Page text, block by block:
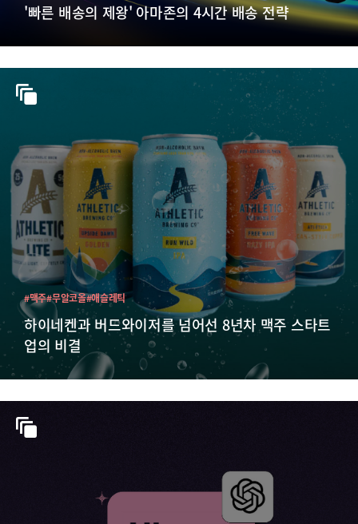
'빠른 배송의 제왕' 아마존의 4시간 배송 전략
하이네켄과 버드와이저를 넘어선 8년차 맥주 스타트
업의 비결
#맥주#무알코올#애슬레틱